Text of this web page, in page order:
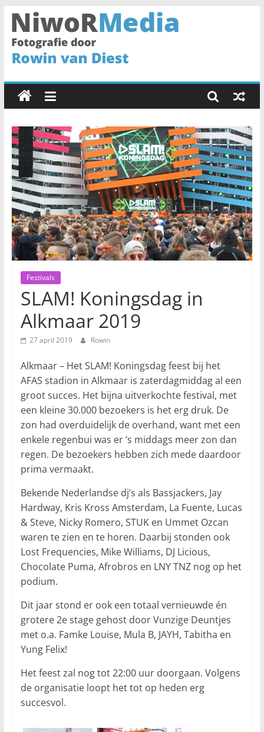
Spring
naar
inhoud
NiwoRMedia
Fotografie
door
Rowin
Diest
•
Haarlem
•
Fotograaf
Festivals
SLAM! Koningsdag in
Alkmaar 2019
27 april 2019 Rowin
Alkmaar – Het SLAM! Koningsdag feest bij het
AFAS stadion in Alkmaar is zaterdagmiddag al een
groot succes. Het bijna uitverkochte festival, met
een kleine 30.000 bezoekers is het erg druk. De
zon had overduidelijk de overhand, want met een
enkele regenbui was er ’s middags meer zon dan
regen. De bezoekers hebben zich mede daardoor
prima vermaakt.
Bekende Nederlandse dj’s als Bassjackers, Jay
Hardway, Kris Kross Amsterdam, La Fuente, Lucas
& Steve, Nicky Romero, STUK en Ummet Ozcan
waren te zien en te horen. Daarbij stonden ook
Lost Frequencies, Mike Williams, DJ Licious,
Chocolate Puma, Afrobros en LNY TNZ nog op het
podium.
Dit jaar stond er ook een totaal vernieuwde én
grotere 2e stage gehost door Vunzige Deuntjes
met o.a. Famke Louise, Mula B, JAYH, Tabitha en
Yung Felix!
Het feest zal nog tot 22:00 uur doorgaan. Volgens
de organisatie loopt het tot op heden erg
succesvol.